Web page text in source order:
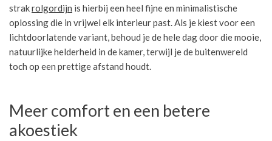
strakrolgordijn is hierbij een heel fijne en minimalistische
oplossing die in vrijwel elk interieur past. Als je kiest voor een
lichtdoorlatende variant, behoud je de hele dag door die mooie,
natuurlijke helderheid in de kamer, terwijl je de buitenwereld
toch op een prettige afstand houdt.
Meer comfort en een betere
akoestiek